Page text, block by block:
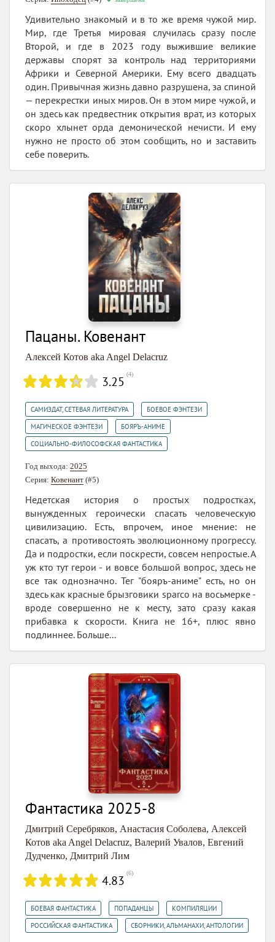
Удивительно знакомый и в то же время чужой мир.
Мир, где Третья мировая случилась сразу после
Второй, и где в 2023 году выжившие великие
державы спорят за контроль над территориями
Африки и Северной Америки. Ему всего двадцать
один. Привычная жизнь давно разрушена, за спиной
— перекрестки иных миров. Он в этом мире чужой, и
он здесь как предвестник открытия врат, из которых
скоро хлынет орда демонической нечисти. И ему
нужно не просто об этом сообщить, но и заставить
себе поверить.
Пацаны. Ковенант
Алексей Котов aka Angel Delacruz
3.25 (4)
САМИЗДАТ, СЕТЕВАЯ ЛИТЕРАТУРА БОЕВОЕ ФЭНТЕЗИ
МАГИЧЕСКОЕ ФЭНТЕЗИ БОЯРЪ-АНИМЕ
СОЦИАЛЬНО-ФИЛОСОФСКАЯ ФАНТАСТИКА
Год выхода: 2025
Серия: Ковенант (#5)
Недетская история о простых подростках,
вынужденных героически спасать человеческую
цивилизацию. Есть, впрочем, иное мнение: не
спасать, а противостоять эволюционному прогрессу.
Да и подростки, если поскрести, совсем непростые. А
уж кто тут герои - и вовсе большой вопрос, здесь не
все так однозначно. Тег "бояръ-аниме" есть, но он
здесь как красные брызговики sparco на восьмерке -
вроде совершенно не к месту, зато сразу какая
прибавка к скорости. Книга не 16+, плюс явно
подлиннее. Больше...
Фантастика 2025-8
Дмитрий Серебряков, Анастасия Соболева, Алексей
Котов aka Angel Delacruz, Валерий Увалов, Евгений
Дудченко, Дмитрий Лим
4.83 (6)
БОЕВАЯ ФАНТАСТИКА ПОПАДАНЦЫ КОМПИЛЯЦИИ
РОССИЙСКАЯ ФАНТАСТИКА СБОРНИКИ, АЛЬМАНАХИ, АНТОЛОГИИ